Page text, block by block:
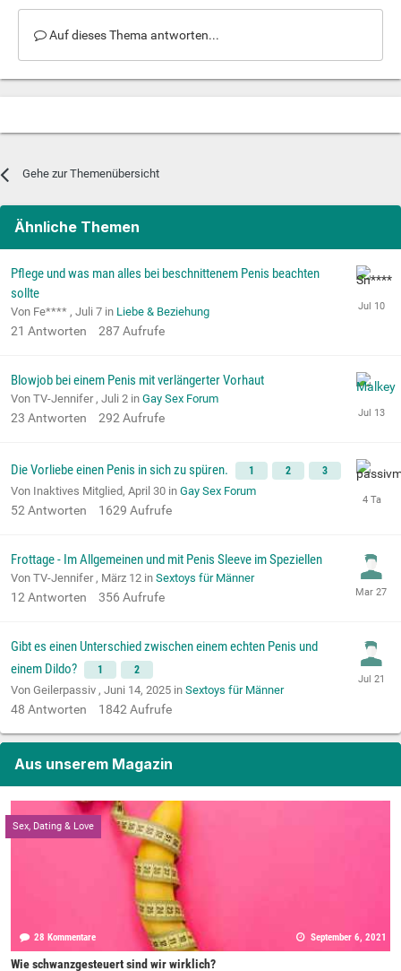
Auf dieses Thema antworten...
Gehe zur Themenübersicht
Ähnliche Themen
Pflege und was man alles bei beschnittenem Penis beachten
sollte
Von Fe**** , Juli 7 in Liebe & Beziehung
21 Antworten 287Aufrufe
Blowjob bei einem Penis mit verlängerter Vorhaut
Von TV-Jennifer , Juli 2 in Gay Sex Forum
23 Antworten 292Aufrufe
Die Vorliebe einen Penis in sich zu spüren. 1 2 3
Von Inaktives Mitglied, April 30 in Gay Sex Forum
52Antworten 1629 Aufrufe
Frottage - Im Allgemeinen und mit Penis Sleeve im Speziellen
Von TV-Jennifer , März 12 in Sextoys für Männer
12Antworten 356 Aufrufe
Gibt es einen Unterschied zwischen einem echten Penis und
einem Dildo?
1 2
Von Geilerpassiv , Juni 14, 2025 in Sextoys für Männer
48 Antworten 1842Aufrufe
Aus unserem Magazin
Sex, Dating & Love
28 Kommentare September 6, 2021
Wie schwanzgesteuert sind wir wirklich?